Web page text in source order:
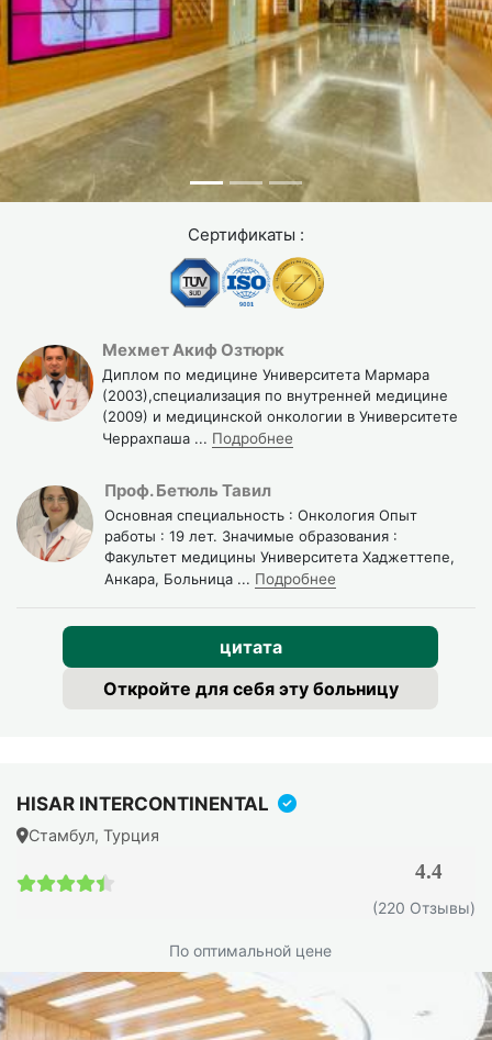
Сертификаты :
Мехмет Акиф Озтюрк
Диплом по медицине Университета Мармара
(2003),специализация по внутренней медицине
(2009) и медицинской онкологии в Университете
Черрахпаша ... Подробнее
Проф. Бетюль Тавил
Основная специальность : Онкология Опыт
работы : 19 лет. Значимые образования :
Факультет медицины Университета Хаджеттепе,
Анкара, Больница ... Подробнее
цитата
Откройте для себя эту больницу
HISAR INTERCONTINENTAL
Стамбул, Турция
4.4
(220 Отзывы)
По оптимальной цене